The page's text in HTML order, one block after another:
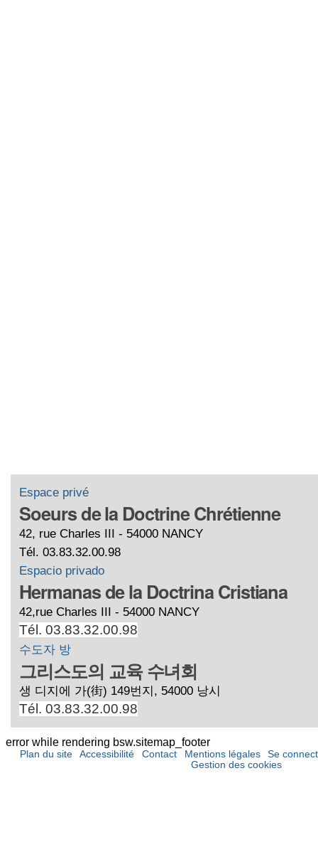
Espace privé
Soeurs de la Doctrine Chrétienne
42, rue Charles III - 54000 NANCY
Tél. 03.83.32.00.98
Espacio privado
Hermanas de la Doctrina Cristiana
42,rue Charles III - 54000 NANCY
Tél. 03.83.32.00.98
수도자 방
그리스도의 교육 수녀회
생 디지에 가(街) 149번지, 54000 낭시
Tél. 03.83.32.00.98
error while rendering bsw.sitemap_footer
Plan du site Accessibilité Contact Mentions légales
Se
Gestion des cookies